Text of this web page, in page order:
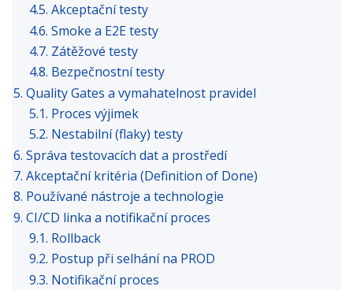
4.5. Akceptační testy
4.6. Smoke a E2E testy
4.7. Zátěžové testy
4.8. Bezpečnostní testy
5. Quality Gates a vymahatelnost pravidel
5.1. Proces výjimek
5.2. Nestabilní (flaky) testy
6. Správa testovacích dat a prostředí
7. Akceptační kritéria (Definition of Done)
8. Používané nástroje a technologie
9. CI/CD linka a notifikační proces
9.1. Rollback
9.2. Postup při selhání na PROD
9.3. Notifikační proces